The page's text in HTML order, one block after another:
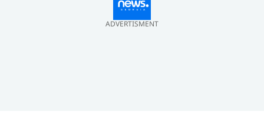
ADVERTISMENT